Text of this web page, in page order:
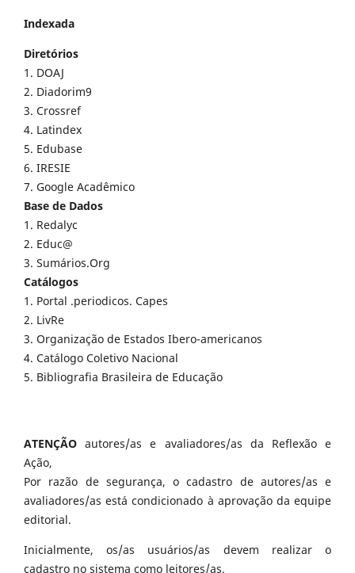
Indexada
Diretórios
1. DOAJ
2. Diadorim9
3. Crossref
4. Latindex
5. Edubase
6. IRESIE
7. Google Acadêmico
Base de Dados
1. Redalyc
2. Educ@
3. Sumários.Org
Catálogos
1. Portal .periodicos. Capes
2. LivRe
3. Organização de Estados Ibero-americanos
4. Catálogo Coletivo Nacional
5. Bibliografia Brasileira de Educação
ATENÇÃO autores/as e avaliadores/as da Reflexão e
Ação,
Por razão de segurança, o cadastro de autores/as e
avaliadores/as está condicionado à aprovação da equipe
editorial.
Inicialmente, os/as usuários/as devem realizar o
cadastro no sistema como leitores/as.